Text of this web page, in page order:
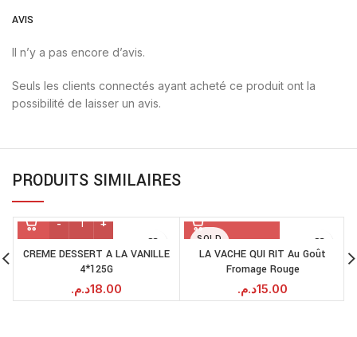
AVIS
Il n’y a pas encore d’avis.
Seuls les clients connectés ayant acheté ce produit ont la
possibilité de laisser un avis.
PRODUITS SIMILAIRES
CREME DESSERT A LA VANILLE
4*125G
18.00د.م.
SOLD
LA VACHE QUI RIT Au Goût
Fromage Rouge
15.00د.م.